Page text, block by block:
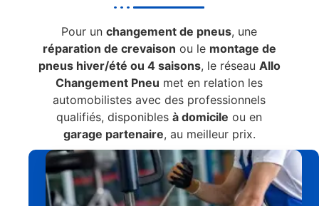
Pour unchangement de pneus, une
réparation de crevaison ou le montage de
pneus hiver/été ou 4 saisons, le réseau Allo
Changement Pneu met en relation les
automobilistes avec des professionnels
qualifiés, disponiblesà domicile ou en
garage partenaire, au meilleur prix.